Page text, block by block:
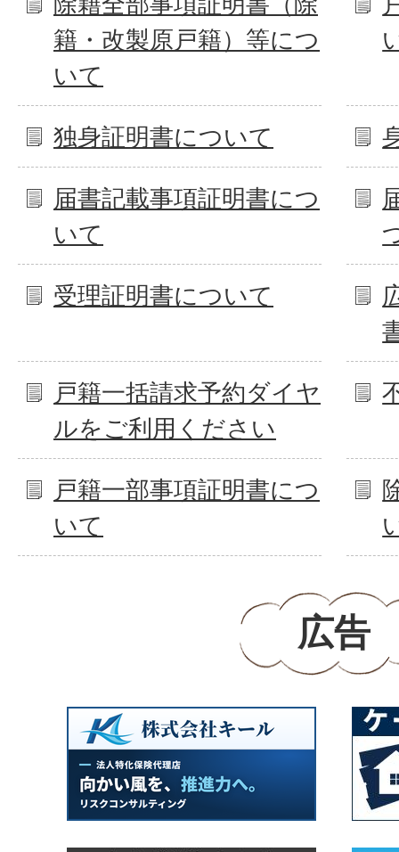
籍・改製原戸籍）等につ
いて
独身証明書について
届書記載事項証明書につ
いて
受理証明書について
戸籍一括請求予約ダイヤ
ルをご利用ください
戸籍一部事項証明書につ
いて
広告